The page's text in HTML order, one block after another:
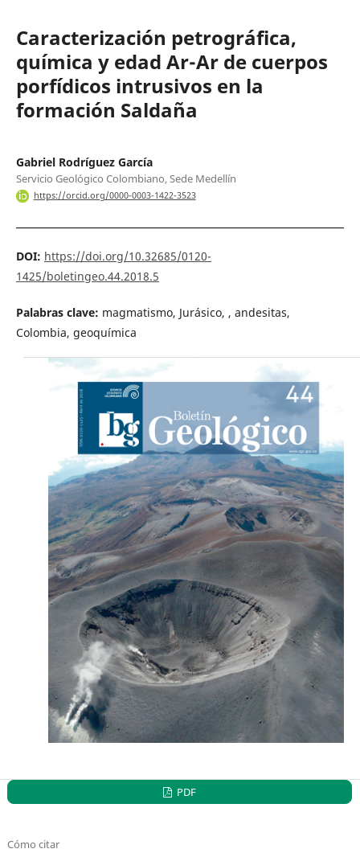
Caracterización petrográfica,
química y edad Ar-Ar de cuerpos
porfídicos intrusivos en la
formación Saldaña
Gabriel Rodríguez García
Servicio Geológico Colombiano, Sede Medellín
https://orcid.org/0000-0003-1422-3523
DOI: https://doi.org/10.32685/0120-
1425/boletingeo.44.2018.5
Palabras clave: magmatismo, Jurásico, , andesitas,
Colombia, geoquímica
PDF
Cómo citar